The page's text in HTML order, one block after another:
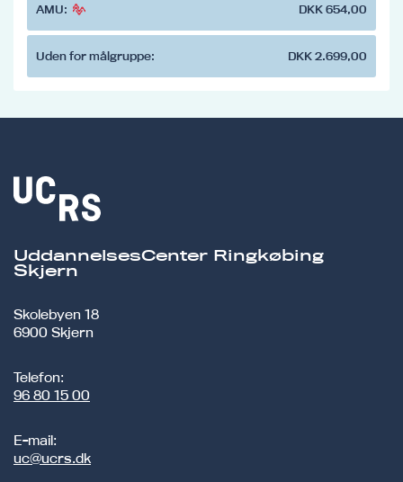
AMU: DKK 654,00
Uden for målgruppe: DKK 2.699,00
UddannelsesCenter Ringkøbing
Skjern
Skolebyen 18
6900 Skjern
Telefon:
96 80 15 00
E-mail:
uc@ucrs.dk